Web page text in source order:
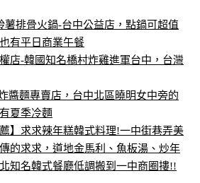
薯排骨火鍋-台中公益店，點鍋可超值
有平日商業午餐
店-韓國知名橋村炸雞進軍台中，台灣
醬麵專賣店，台中北區曉明女中旁的
夏季冷麵
薦】求求辣年糕韓式料理!一中街巷弄美
的求求，道地金馬利、魚板湯、炒年
知名韓式餐廳低調搬到一中商圈摟!!